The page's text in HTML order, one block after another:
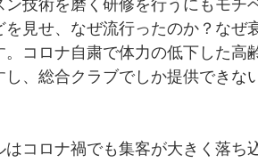
技術を磨く研修を行うにもモチ
見せ、なぜ流行ったのか？なぜ
。コロナ自粛で体力の低下した高
、総合クラブでしか提供できな
はコロナ禍でも集客が大きく落ち